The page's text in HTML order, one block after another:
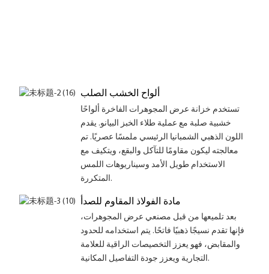
ألواح الخشب الصلب
تستخدم خزانة عرض المجوهرات الفاخرة ألواحًا
خشبية صلبة مع عملية طلاء الخبز البيانو. يقدم
اللون الذهبي الشمبانيا الرئيسي ملمسًا عصريًا. تم
معالجته ليكون مقاومًا للتآكل والبقع، ويتكيف مع
الاستخدام طويل الأمد وسيناريوهات اللمس
المتكررة.
مادة الفولاذ المقاوم للصدأ
بعد تلميعها من قبل مصنعي عرض المجوهرات،
فإنها تقدم نسيجًا ذهبيًا فاتحًا. يتم استخدامه للحدود
والمقابض، فهو يعزز التخصيصات الراقية للعلامة
التجارية ويعزز جودة التفاصيل المكانية.